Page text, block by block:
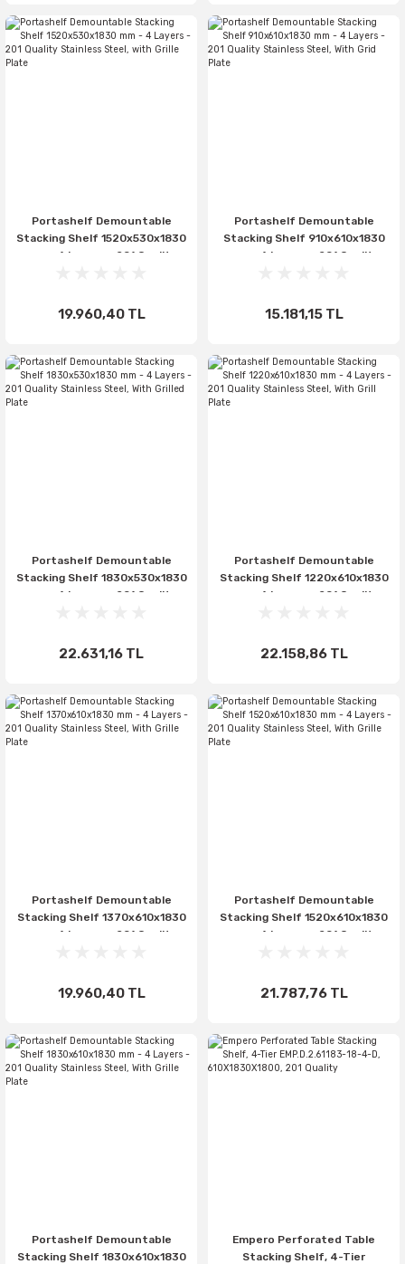
Portashelf Demountable
Stacking Shelf 1520x530x1830
mm - 4 Layers - 201 Quality
19.960,40 TL
Portashelf Demountable
Stacking Shelf 910x610x1830
mm - 4 Layers - 201 Quality
15.181,15 TL
Portashelf Demountable
Stacking Shelf 1830x530x1830
mm - 4 Layers - 201 Quality
22.631,16 TL
Portashelf Demountable
Stacking Shelf 1220x610x1830
mm - 4 Layers - 201 Quality
22.158,86 TL
Portashelf Demountable
Stacking Shelf 1370x610x1830
mm - 4 Layers - 201 Quality
19.960,40 TL
Portashelf Demountable
Stacking Shelf 1520x610x1830
mm - 4 Layers - 201 Quality
21.787,76 TL
Portashelf Demountable
Stacking Shelf 1830x610x1830
Empero Perforated Table
Stacking Shelf, 4-Tier